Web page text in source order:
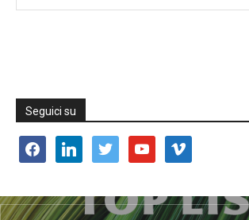
Seguici su
facebooklinkedin twitter youtube vimeo